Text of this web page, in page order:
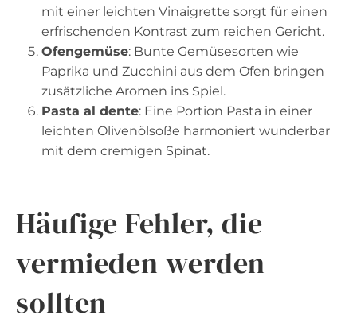
mit einer leichten Vinaigrette sorgt für einen
erfrischenden Kontrast zum reichen Gericht.
Ofengemüse: Bunte Gemüsesorten wie
Paprika und Zucchini aus dem Ofen bringen
zusätzliche Aromen ins Spiel.
Pasta al dente: Eine Portion Pasta in einer
leichten Olivenölsoße harmoniert wunderbar
mit dem cremigen Spinat.
Häufige Fehler, die
vermieden werden
sollten